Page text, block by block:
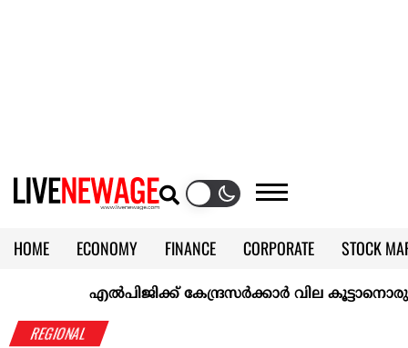
HOME ECONOMY FINANCE CORPORATE
STOCK
KERALA @70
എല്‍പിജിക്ക് കേന്ദ്രസർക്കാർ വില
REGIONAL